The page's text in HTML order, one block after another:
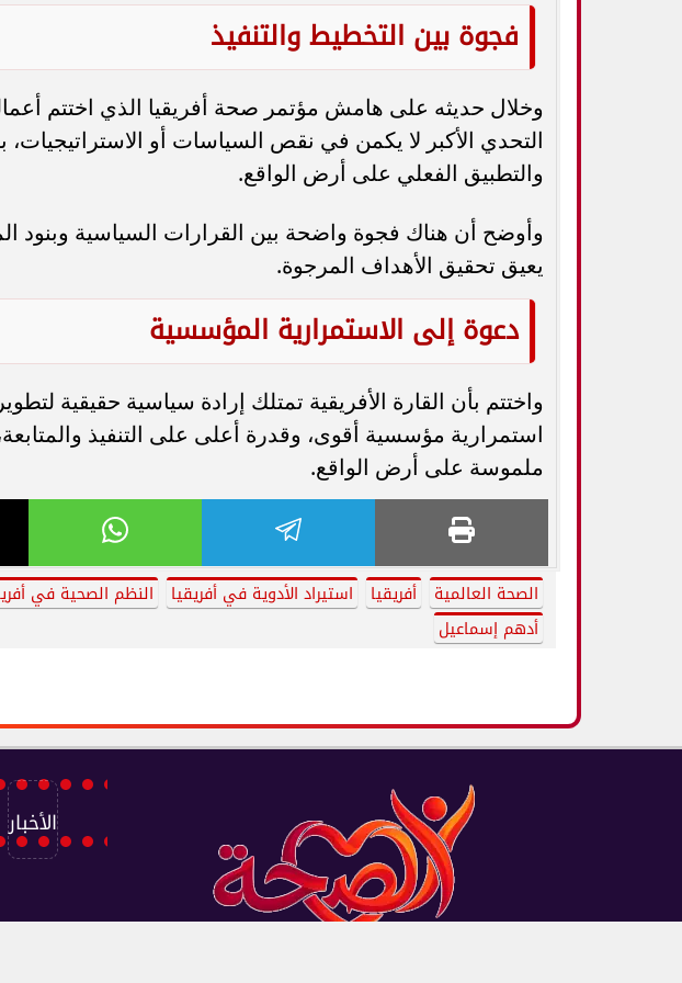
فجوة بين التخطيط والتنفيذ
وخلال حديثه على هامش مؤتمر صحة أفريقيا الذي اختتم
التحدي الأكبر لا يكمن في نقص السياسات أو
والتطبيق الفعلي على أرض الواقع.
وأوضح أن هناك فجوة واضحة بين القرارات السياسية وبنود
يعيق تحقيق الأهداف المرجوة.
دعوة إلى الاستمرارية المؤسسية
واختتم بأن القارة الأفريقية تمتلك إرادة سياسية حقيقية
استمرارية مؤسسية أقوى، وقدرة أعلى على التنفيذ
ملموسة على أرض الواقع.
الصحة العالمية أفريقيا استيراد الأدوية في أفريقيا النظم الصحية في
أدهم إسماعيل
الأخبار